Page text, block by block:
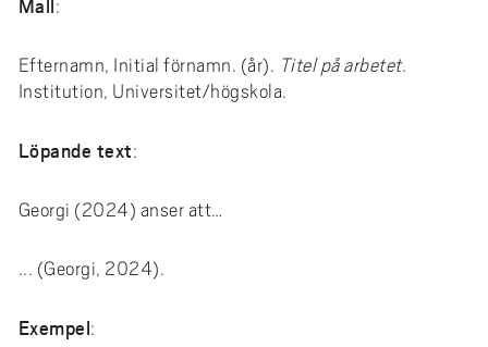
Mall:
Efternamn, Initial förnamn. (år). Titel på arbetet.
Institution, Universitet/högskola.
Löpande text:
Georgi (2024) anser att…
... (Georgi, 2024).
Exempel: